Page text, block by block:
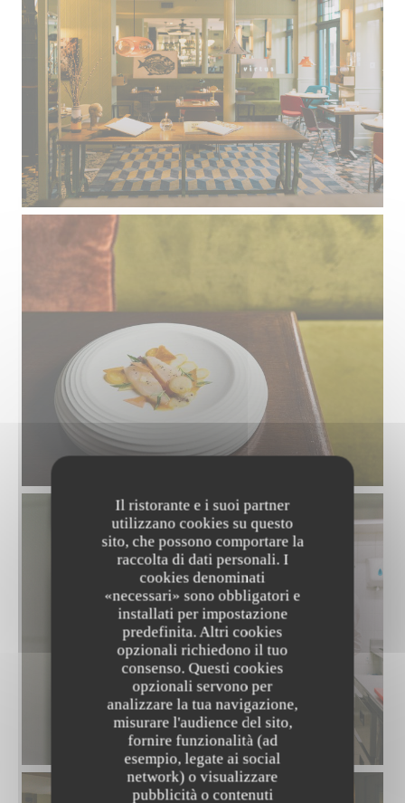
Il ristorante e i suoi partner
utilizzano cookies su questo
sito, che possono comportare la
raccolta di dati personali. I
cookies denominati
«necessari» sono obbligatori e
installati per impostazione
predefinita. Altri cookies
opzionali richiedono il tuo
consenso. Questi cookies
opzionali servono per
analizzare la tua navigazione,
misurare l'audience del sito,
fornire funzionalità (ad
esempio, legate ai social
network) o visualizzare
pubblicità o contenuti